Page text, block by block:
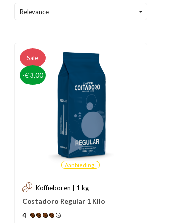
Relevance 
Sale
-€ 3,00
Aanbieding!
Koffiebonen | 1 kg
Costadoro Regular 1 Kilo
4